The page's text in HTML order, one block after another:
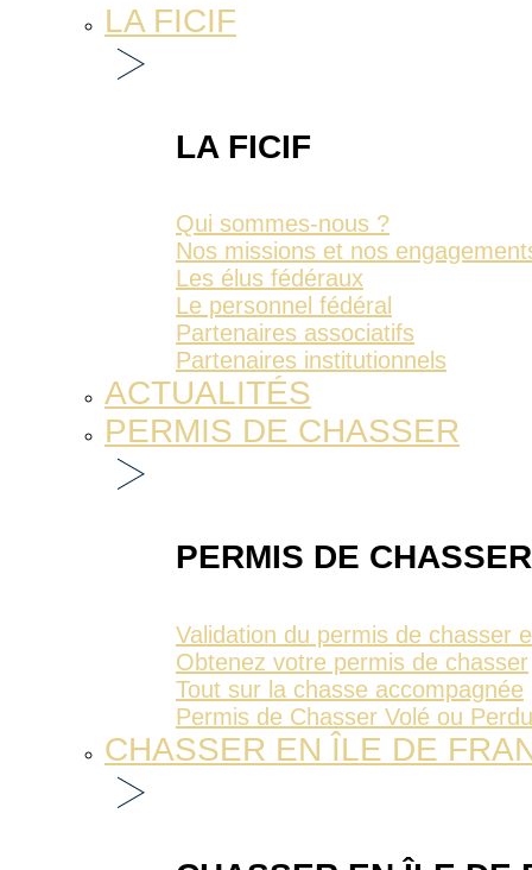
LA FICIF
LA FICIF
Qui sommes-nous ?
Nos missions et nos
Les élus fédéraux
Le personnel fédéral
Partenaires associatifs
Partenaires institutionnels
ACTUALITÉS
PERMIS DE CHASSER
PERMIS DE CHASSER
Validation du permis de chasser
Obtenez votre permis de chasser
Tout sur la chasse accompagnée
Permis de Chasser Volé ou Perdu
CHASSER EN ÎLE DE